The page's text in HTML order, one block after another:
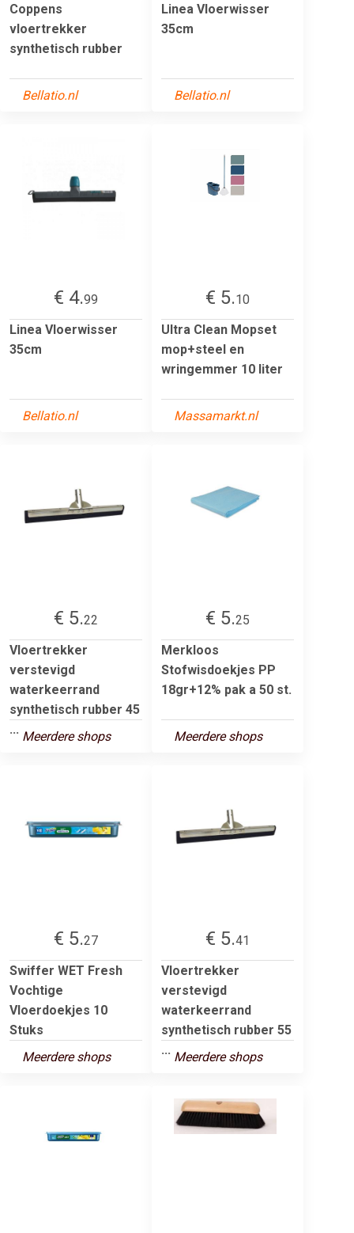
Coppens
vloertrekker
synthetisch rubber
Bellatio.nl
Linea Vloerwisser
35cm
Bellatio.nl
€ 4.99
Linea Vloerwisser
35cm
Bellatio.nl
€ 5.10
Ultra Clean Mopset
mop+steel en
wringemmer 10 liter
Massamarkt.nl
€ 5.22
Vloertrekker
verstevigd
waterkeerrand
synthetisch rubber 45
... Meerdere shops
€ 5.25
Merkloos
Stofwisdoekjes PP
18gr+12% pak a 50 st.
Meerdere shops
€ 5.27
Swiffer WET Fresh
Vochtige
Vloerdoekjes 10
Stuks
Meerdere shops
€ 5.41
Vloertrekker
verstevigd
waterkeerrand
synthetisch rubber 55
... Meerdere shops